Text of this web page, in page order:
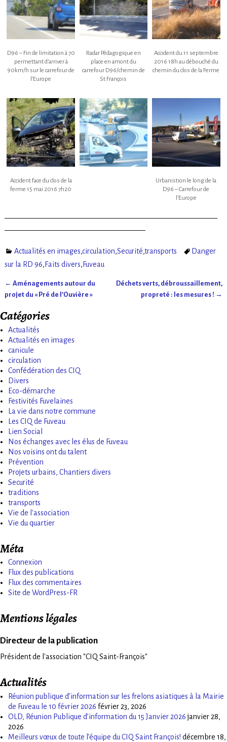
D96 – Fin de limitation à 70
permettant d’arriver à
90km/h sur le carrefour de
l’Europe
Radar Pédagogique en
place en amont du
carrefour D96/chemin de
St François
Accident du 11 septembre
2016 18h au débouché du
chemin du clos de la Ferme
Accident face du clos de la
ferme 15 mai 2016 7h20
Urbanistion le long de la
D96 – Carrefour de
l’Europe
————————————————————————————
——————————————————–
Actualités en images,circulation,Securité,transports
Danger
sur la RD 96, Faits divers, Fuveau
Navigation des articles
← Aménagements autour du
projet du « Pré de l’Ouvière »
Déchets verts, débroussaillement,
propreté : les mesures ! →
Catégories
Actualités
Actualités en images
canicule
circulation
Confédération des CIQ
Divers
Eco-démarche
Festivités Fuvelaines
La vie dans notre commune
Les CIQ de Fuveau
Lien Social
Nos échanges avec les élus de Fuveau
Nos voisins ont du talent
Prévention
Projets urbains, Chantiers divers
Securité
traditions
transports
Vie de l'association
Vie du quartier
Méta
Connexion
Flux des publications
Flux des commentaires
Site de WordPress-FR
Mentions légales
Directeur de la publication
Président de l'association "CIQ Saint-François"
Actualités
Réunion publique d’information sur les frelons asiatiques à la Mairie
de Fuveau le 10 février 2026 février 23, 2026
OLD, Réunion Publique d’information du 15 Janvier 2026 janvier 28,
2026
Meilleurs vœux de toute l’équipe du CIQ Saint François! décembre 18,